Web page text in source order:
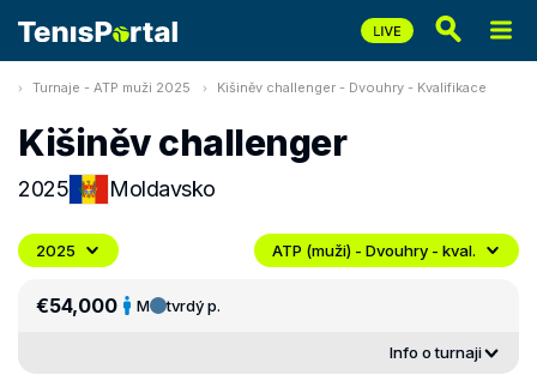
Turnaje - ATP muži 2025 Kišiněv challenger - Dvouhry - Kvalifikace
Kišiněv challenger
2025 Moldavsko
2025 ATP (muži) - Dvouhry - kval.
€54,000 M tvrdý p.
Info o turnaji